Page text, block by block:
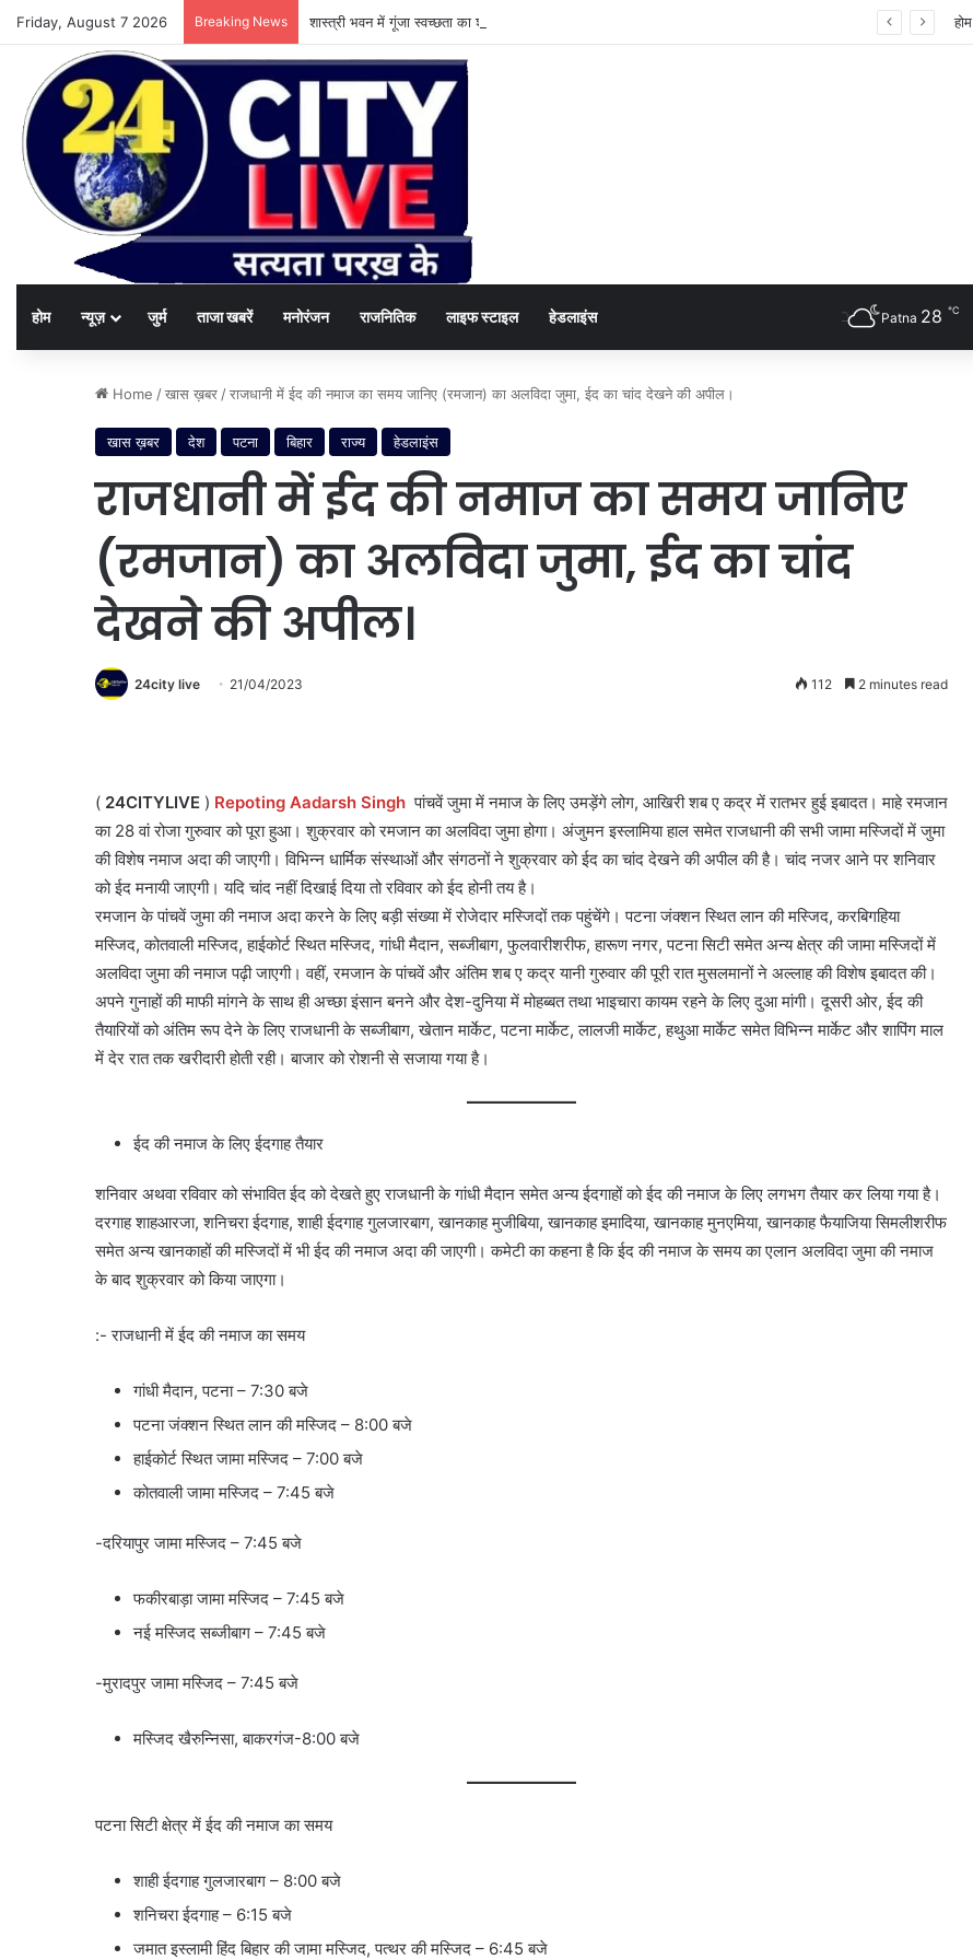
Friday, August 7 2026 Breaking News शास्त्री भवन में गूंजा स्वच्छता का शंखनाद: नुक्कड़ नाटक के जरिए विधायी विभाग ने पेश की मिसाल होम
होम न्यूज़ जुर्म ताजा खबरें मनोरंजन राजनितिक लाइफ स्टाइल हेडलाइंस Patna 28 ℃
Home /खास ख़बर/राजधानी में ईद की नमाज का समय जानिए (रमजान) का अलविदा जुमा, ईद का चांद देखने की अपील।
खास ख़बर देश पटना बिहार राज्य हेडलाइंस
राजधानी में ईद की नमाज का समय जानिए
(रमजान) का अलविदा जुमा, ईद का चांद
देखने की अपील।
24city live 21/04/2023 112 2 minutes read
( 24CITYLIVE ) Repoting Aadarsh Singh पांचवें जुमा में नमाज के लिए उमड़ेंगे लोग, आखिरी शब ए कद्र में रातभर हुई इबादत। माहे रमजान
का 28 वां रोजा गुरुवार को पूरा हुआ। शुक्रवार को रमजान का अलविदा जुमा होगा। अंजुमन इस्लामिया हाल समेत राजधानी की सभी जामा मस्जिदों में जुमा
की विशेष नमाज अदा की जाएगी। विभिन्न धार्मिक संस्थाओं और संगठनों ने शुक्रवार को ईद का चांद देखने की अपील की है। चांद नजर आने पर शनिवार
को ईद मनायी जाएगी। यदि चांद नहीं दिखाई दिया तो रविवार को ईद होनी तय है।
रमजान के पांचवें जुमा की नमाज अदा करने के लिए बड़ी संख्या में रोजेदार मस्जिदों तक पहुंचेंगे। पटना जंक्शन स्थित लान की मस्जिद, करबिगहिया
मस्जिद, कोतवाली मस्जिद, हाईकोर्ट स्थित मस्जिद, गांधी मैदान, सब्जीबाग, फुलवारीशरीफ, हारूण नगर, पटना सिटी समेत अन्य क्षेत्र की जामा मस्जिदों में
अलविदा जुमा की नमाज पढ़ी जाएगी। वहीं, रमजान के पांचवें और अंतिम शब ए कद्र यानी गुरुवार की पूरी रात मुसलमानों ने अल्लाह की विशेष इबादत की।
अपने गुनाहों की माफी मांगने के साथ ही अच्छा इंसान बनने और देश-दुनिया में मोहब्बत तथा भाइचारा कायम रहने के लिए दुआ मांगी। दूसरी ओर, ईद की
तैयारियों को अंतिम रूप देने के लिए राजधानी के सब्जीबाग, खेतान मार्केट, पटना मार्केट, लालजी मार्केट, हथुआ मार्केट समेत विभिन्न मार्केट और शापिंग माल
में देर रात तक खरीदारी होती रही। बाजार को रोशनी से सजाया गया है।
ईद की नमाज के लिए ईदगाह तैयार
शनिवार अथवा रविवार को संभावित ईद को देखते हुए राजधानी के गांधी मैदान समेत अन्य ईदगाहों को ईद की नमाज के लिए लगभग तैयार कर लिया गया है।
दरगाह शाहआरजा, शनिचरा ईदगाह, शाही ईदगाह गुलजारबाग, खानकाह मुजीबिया, खानकाह इमादिया, खानकाह मुनएमिया, खानकाह फैयाजिया सिमलीशरीफ
समेत अन्य खानकाहों की मस्जिदों में भी ईद की नमाज अदा की जाएगी। कमेटी का कहना है कि ईद की नमाज के समय का एलान अलविदा जुमा की नमाज
के बाद शुक्रवार को किया जाएगा।
:- राजधानी में ईद की नमाज का समय
गांधी मैदान, पटना – 7:30 बजे
पटना जंक्शन स्थित लान की मस्जिद – 8:00 बजे
हाईकोर्ट स्थित जामा मस्जिद – 7:00 बजे
कोतवाली जामा मस्जिद – 7:45 बजे
-दरियापुर जामा मस्जिद – 7:45 बजे
फकीरबाड़ा जामा मस्जिद – 7:45 बजे
नई मस्जिद सब्जीबाग – 7:45 बजे
-मुरादपुर जामा मस्जिद – 7:45 बजे
मस्जिद खैरुन्निसा, बाकरगंज-8:00 बजे
पटना सिटी क्षेत्र में ईद की नमाज का समय
शाही ईदगाह गुलजारबाग – 8:00 बजे
शनिचरा ईदगाह – 6:15 बजे
जमात इस्लामी हिंद बिहार की जामा मस्जिद, पत्थर की मस्जिद – 6:45 बजे